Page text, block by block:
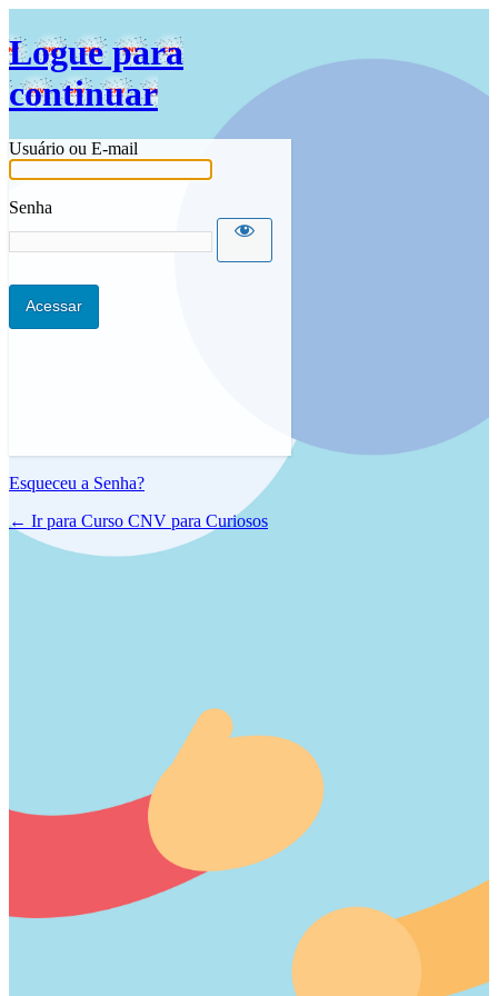
Logue para
continuar
Usuário ou E-mail
Senha
Esqueceu a Senha?
← Ir para Curso CNV para Curiosos